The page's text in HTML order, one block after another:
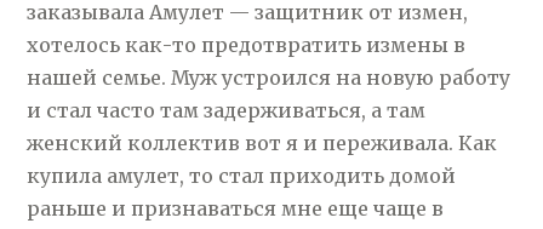
заказывала Амулет — защитник от измен,
хотелось как-то предотвратить измены в
нашей семье. Муж устроился на новую работу
и стал часто там задерживаться, а там
женский коллектив вот я и переживала. Как
купила амулет, то стал приходить домой
раньше и признаваться мне еще чаще в